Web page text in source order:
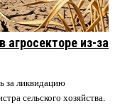
из-за
за ликвидацию
сельского хозяйства.